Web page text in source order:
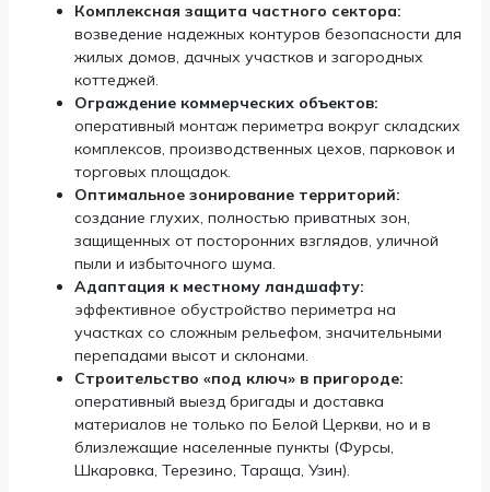
Комплексная защита частного сектора:
возведение надежных контуров безопасности для
жилых домов, дачных участков и загородных
коттеджей.
Ограждение коммерческих объектов:
оперативный монтаж периметра вокруг складских
комплексов, производственных цехов, парковок и
торговых площадок.
Оптимальное зонирование территорий:
создание глухих, полностью приватных зон,
защищенных от посторонних взглядов, уличной
пыли и избыточного шума.
Адаптация к местному ландшафту:
эффективное обустройство периметра на
участках со сложным рельефом, значительными
перепадами высот и склонами.
Строительство «под ключ» в пригороде:
оперативный выезд бригады и доставка
материалов не только по Белой Церкви, но и в
близлежащие населенные пункты (Фурсы,
Шкаровка, Терезино, Тараща, Узин).